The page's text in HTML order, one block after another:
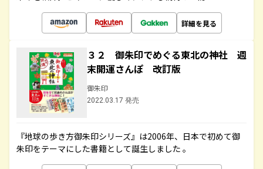
詳細を見る
３２ 御朱印でめぐる東北の神社 週
末開運さんぽ 改訂版
御朱印
2022.03.17 発売
『地球の歩き方御朱印シリーズ』は2006年、日本で初めて御
朱印をテーマにした書籍として誕生しました 。